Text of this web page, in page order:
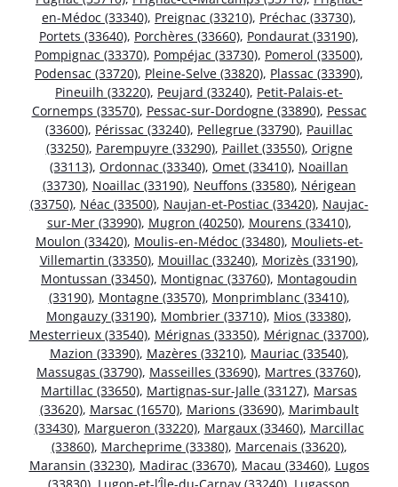
en-Médoc (33340), Preignac (33210), Préchac (33730),
Portets (33640), Porchères (33660), Pondaurat (33190),
Pompignac (33370), Pompéjac (33730), Pomerol (33500),
Podensac (33720), Pleine-Selve (33820), Plassac (33390),
Pineuilh (33220), Peujard (33240), Petit-Palais-et-
Cornemps (33570), Pessac-sur-Dordogne (33890), Pessac
(33600), Périssac (33240), Pellegrue (33790), Pauillac
(33250), Parempuyre (33290), Paillet (33550), Origne
(33113), Ordonnac (33340), Omet (33410), Noaillan
(33730), Noaillac (33190), Neuffons (33580), Nérigean
(33750), Néac (33500), Naujan-et-Postiac (33420), Naujac-
sur-Mer (33990), Mugron (40250), Mourens (33410),
Moulon (33420), Moulis-en-Médoc (33480), Mouliets-et-
Villemartin (33350), Mouillac (33240), Morizès (33190),
Montussan (33450), Montignac (33760), Montagoudin
(33190), Montagne (33570), Monprimblanc (33410),
Mongauzy (33190), Mombrier (33710), Mios (33380),
Mesterrieux (33540), Mérignas (33350), Mérignac (33700),
Mazion (33390), Mazères (33210), Mauriac (33540),
Massugas (33790), Masseilles (33690), Martres (33760),
Martillac (33650), Martignas-sur-Jalle (33127), Marsas
(33620), Marsac (16570), Marions (33690), Marimbault
(33430), Margueron (33220), Margaux (33460), Marcillac
(33860), Marcheprime (33380), Marcenais (33620),
Maransin (33230), Madirac (33670), Macau (33460), Lugos